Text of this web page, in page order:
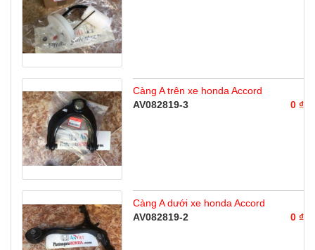
Càng A trên xe honda Accord
AV082819-3
0 ₫
Càng A dưới xe honda Accord
AV082819-2
0 ₫